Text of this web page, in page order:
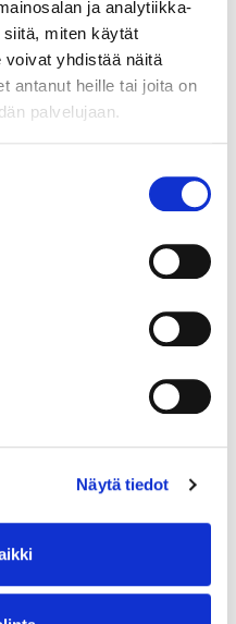
ja analytiikka-
miten käytät
yhdistää näitä
antanut heille tai joita on
palvelujaan.
Näytä tiedot